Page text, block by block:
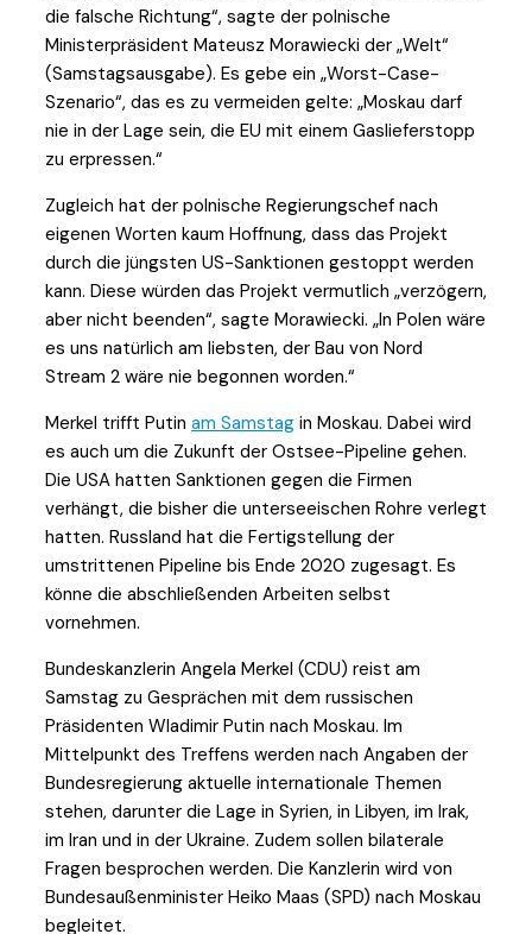
die falsche Richtung“, sagte der polnische
Ministerpräsident Mateusz Morawiecki der „Welt“
(Samstagsausgabe). Es gebe ein „Worst-Case-
Szenario“, das es zu vermeiden gelte: „Moskau darf
nie in der Lage sein, die EU mit einem Gaslieferstopp
zu erpressen.“
Zugleich hat der polnische Regierungschef nach
eigenen Worten kaum Hoffnung, dass das Projekt
durch die jüngsten US-Sanktionen gestoppt werden
kann. Diese würden das Projekt vermutlich „verzögern,
aber nicht beenden“, sagte Morawiecki. „In Polen wäre
es uns natürlich am liebsten, der Bau von Nord
Stream 2 wäre nie begonnen worden.“
Merkel trifft Putin am Samstag in Moskau. Dabei wird
es auch um die Zukunft der Ostsee-Pipeline gehen.
Die USA hatten Sanktionen gegen die Firmen
verhängt, die bisher die unterseeischen Rohre verlegt
hatten. Russland hat die Fertigstellung der
umstrittenen Pipeline bis Ende 2020 zugesagt. Es
könne die abschließenden Arbeiten selbst
vornehmen.
Bundeskanzlerin Angela Merkel (CDU) reist am
Samstag zu Gesprächen mit dem russischen
Präsidenten Wladimir Putin nach Moskau. Im
Mittelpunkt des Treffens werden nach Angaben der
Bundesregierung aktuelle internationale Themen
stehen, darunter die Lage in Syrien, in Libyen, im Irak,
im Iran und in der Ukraine. Zudem sollen bilaterale
Fragen besprochen werden. Die Kanzlerin wird von
Bundesaußenminister Heiko Maas (SPD) nach Moskau
begleitet.